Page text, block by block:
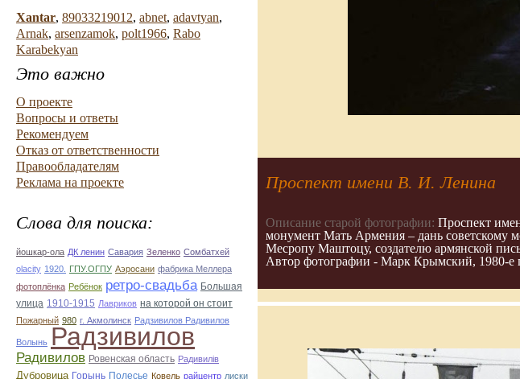
Xantar, 89033219012, abnet, adavtyan,
Arnak, arsenzamok, polt1966, Rabo
Karabekyan
Это важно
О проекте
Вопросы и ответы
Рекомендуем
Отказ от ответственности
Правообладателям
Реклама на проекте
Слова для поиска:
йошкар-ола ДК ленин Савария Зеленко Сомбатхей
olacity 1920. ГПУ.ОГПУ Аэросани фабрика Меллера
фотоплёнка Ребёнок ретро-свадьба Большая
улица 1910-1915 Лавриков на которой он стоит
Пожарный 980 г. Акмолинск Радзивилов Радивилов
Волынь Радзивилов
Радивилов Ровенская область Радивилiв
Дубровица Горынь Полесье Ковель райцентр лиски
Проспект имени В. И. Ленина
Описание старой фотографии: Проспект
монумент Мать Армения – дань советскому
Месропу Маштоцу, создателю армянской
Автор фотографии - Марк Крымский, 1980-е